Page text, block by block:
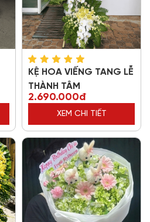
KỆ HOA VIẾNG TANG LỄ
THÀNH TÂM
2.690.000đ
XEM CHI TIẾT